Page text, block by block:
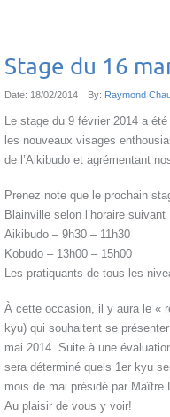
Stage du 16
Date: 18/02/2014 By: Raymond
Le stage du 9 février 2014 a
les nouveaux visages
de l’Aikibudo et agrémentant
Prenez note que le prochain
Blainville selon l’horaire suivant
Aikibudo – 9h30 – 11h30
Kobudo – 13h00 – 15h00
Les pratiquants de tous les
À cette occasion, il y aura le «
kyu) qui souhaitent se
mai 2014. Suite à une
sera déterminé quels 1er kyu
mois de mai présidé par Maître
Au plaisir de vous y voir!